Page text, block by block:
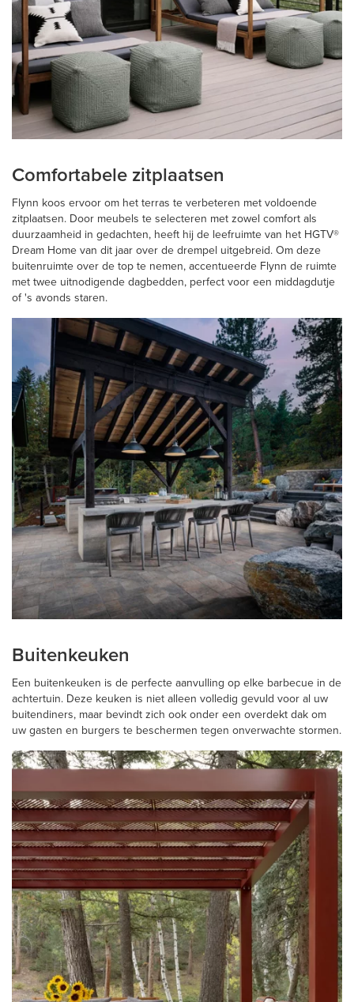
Comfortabele zitplaatsen
Flynn koos ervoor om het terras te verbeteren met voldoende
zitplaatsen. Door meubels te selecteren met zowel comfort als
duurzaamheid in gedachten, heeft hij de leefruimte van het HGTV®
Dream Home van dit jaar over de drempel uitgebreid. Om deze
buitenruimte over de top te nemen, accentueerde Flynn de ruimte
met twee uitnodigende dagbedden, perfect voor een middagdutje
of 's avonds staren.
Buitenkeuken
Een buitenkeuken is de perfecte aanvulling op elke barbecue in de
achtertuin. Deze keuken is niet alleen volledig gevuld voor al uw
buitendiners, maar bevindt zich ook onder een overdekt dak om
uw gasten en burgers te beschermen tegen onverwachte stormen.